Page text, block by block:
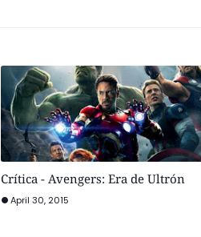
Crítica - Avengers: Era de Ultrón
April 30, 2015